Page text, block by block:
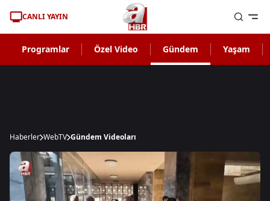
CANLI YAYIN
Programlar Özel Video Gündem Yaşam
Haberler WebTV Gündem Videoları